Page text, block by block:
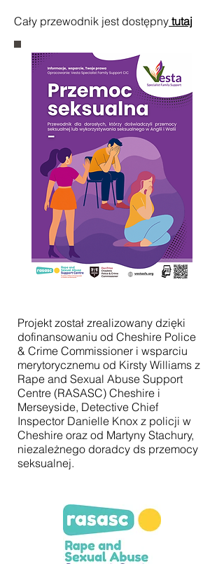
Cały przewodnik jest dostępny tutaj
Projekt został zrealizowany dzięki
dofinansowaniu od Cheshire Police
& Crime Commissioner i wsparciu
merytorycznemu od Kirsty Williams z
Rape and Sexual Abuse Support
Centre (RASASC) Cheshire i
Merseyside, Detective Chief
Inspector Danielle Knox z policji w
Cheshire oraz od Martyny Stachury,
niezależnego doradcy ds przemocy
seksualnej.